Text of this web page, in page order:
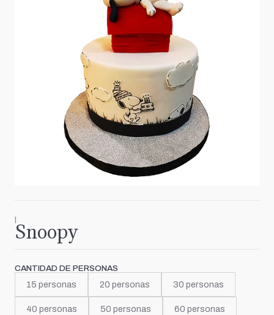
|
Snoopy
CANTIDAD DE PERSONAS
15 personas 20 personas 30 personas
40 personas 50 personas 60 personas